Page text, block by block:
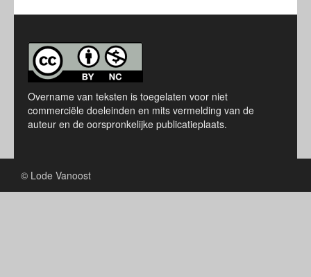
Overname van teksten is toegelaten voor niet
commerciële doeleinden en mits vermelding van de
auteur en de oorspronkelijke publicatieplaats.
© Lode Vanoost